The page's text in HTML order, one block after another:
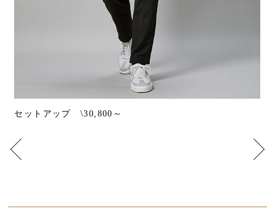
ジャケット \20,900～ パンツ \9,900～